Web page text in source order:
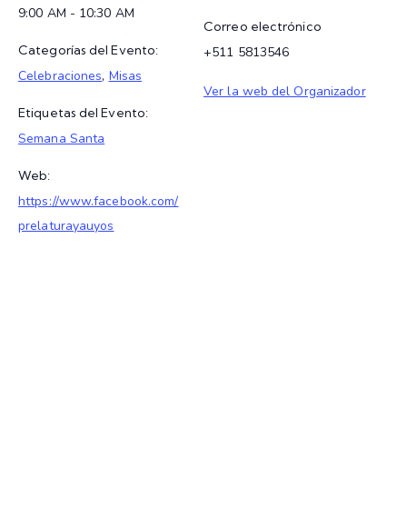
9:00 AM - 10:30 AM
Categorías del Evento:
Celebraciones, Misas
Etiquetas del Evento:
Semana Santa
Web:
https://www.facebook.com/
prelaturayauyos
Correo electrónico
+511 5813546
Ver la web del Organizador